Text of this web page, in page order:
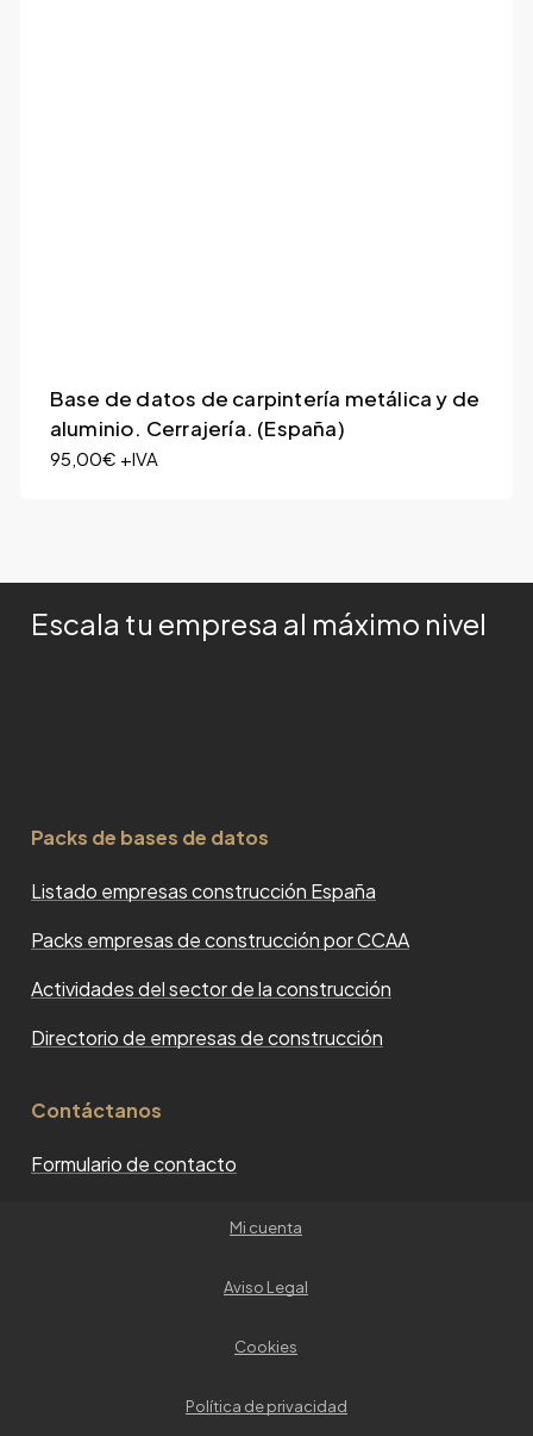
Base de datos de carpintería metálica y de
aluminio. Cerrajería. (España)
95,00€ +IVA
Escala tu empresa al máximo nivel
Packs de bases de datos
Listado empresas construcción España
Packs empresas de construcción por CCAA
Actividades del sector de la construcción
Directorio de empresas de construcción
Contáctanos
Formulario de contacto
Mi cuenta
Aviso Legal
Cookies
Política de privacidad